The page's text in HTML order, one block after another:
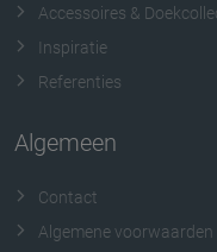
Accessoires &
Inspiratie
Referenties
Algemeen
Contact
Algemene voorwaarden